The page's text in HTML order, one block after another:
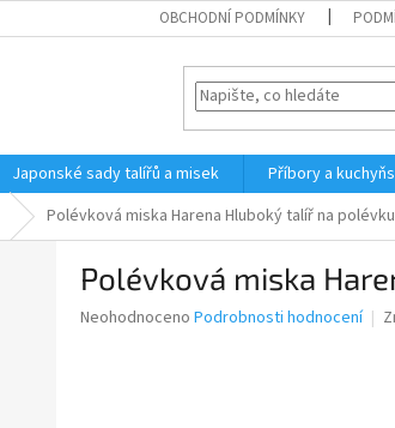
OBCHODNÍ PODMÍNKY
Japonské sady talířů a misek Příbory a
Polévková miska Harena Hluboký talíř na
Polévková miska
Průměrné
Neohodnoceno Podrobnosti hodnocení